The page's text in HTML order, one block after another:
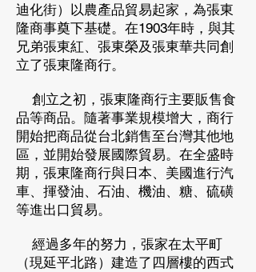
迪化街）以農產品貿易起家，為張東
隆商事奠下基礎。在1903年時，與其
兄弟張東紅、張東榮及張東華共同創
立了張東隆商行。
創立之初，張東隆商行主要販售食
品等商品。隨著事業規模增大，商行
開始把商品從台北銷售至台灣其他地
區，並開始發展國際貿易。在全盛時
期，張東隆商行與日本、美國進行汽
車、揮發油、石油、機油、糖、硫磺
等進出口貿易。
經過多年的努力，張家在太平町
（現延平北路）建造了四層樓的西式